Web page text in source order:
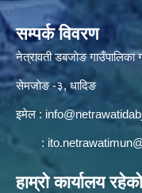
सम्पर्क विवरण
नेत्रावती डबजाेङ गाउँपालिका
सेमजाेङ -३, धादिङ
इमेल :
:
हाम्राे कार्यालय